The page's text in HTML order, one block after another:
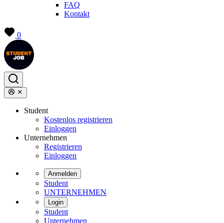
FAQ
Kontakt
0
Student
Kostenlos registrieren
Einloggen
Unternehmen
Registrieren
Einloggen
Anmelden
Student
UNTERNEHMEN
Login
Student
Unternehmen